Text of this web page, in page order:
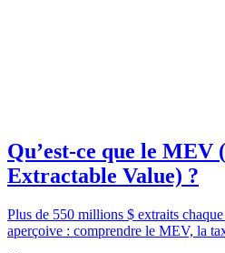
Qu’est-ce que le
Extractable Value) ?
Plus de 550 millions $ extraits chaque
aperçoive : comprendre le MEV, la